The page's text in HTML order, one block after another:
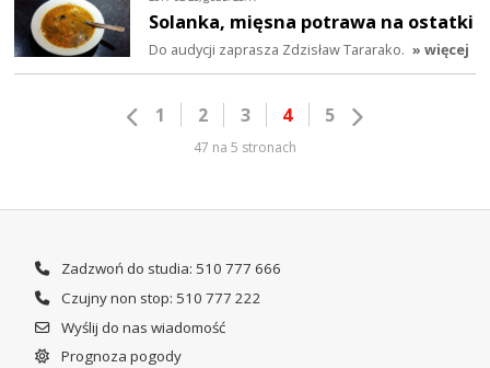
Solanka, mięsna potrawa na ostatki
Do audycji zaprasza Zdzisław Tararako. » więcej
1 2 3 4 5
47 na 5 stronach
Zadzwoń do studia: 510 777 666
Czujny non stop: 510 777 222
Wyślij do nas wiadomość
Prognoza pogody